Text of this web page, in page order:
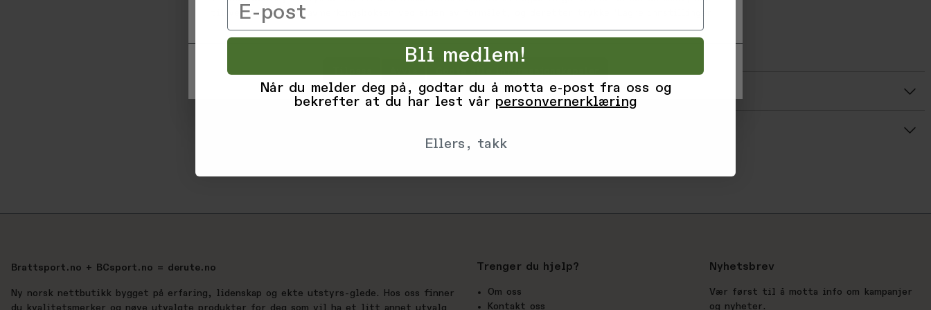
Varekode: 1704804
Vurderinger
Brattsport.no + BCsport.no = derute.no
Ny norsk nettbutikk bygget på erfaring, lidenskap og ekte utstyrs-glede. Hos oss finner
du kvalitetsmerker og nøye utvalgte produkter for deg som vil ha et litt annet utvalg
Trenger du hjelp?
Om oss
Kontakt oss
Nyhetsbrev
Vær først til å motta info om kampanjer
og nyheter.
til ved å klikke på avmerkingsboksen ved siden av formålet, og deretter trykke 'Lagre innstillinger'.
Email
Bli medlem!
Når du melder deg på, godtar du å motta e-post fra oss og
bekrefter at du har lest vår personvernerklæring
Ellers, takk